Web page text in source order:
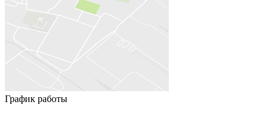
График работы